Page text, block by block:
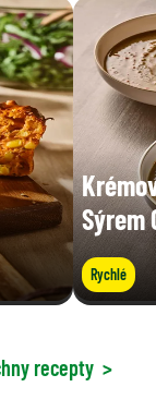
Sýrem
Rychlé
recepty >